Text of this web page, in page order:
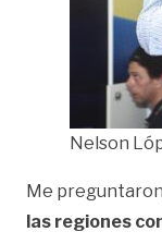
Nelson
Me
las regiones